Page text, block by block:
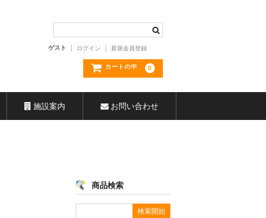
ゲスト ログイン 新規会員登録
カートの中 0
施設案内 お問い合わせ
商品検索